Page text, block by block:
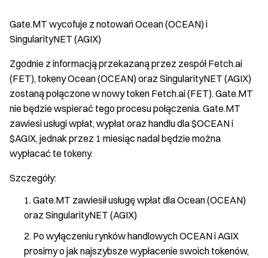
Gate.MT wycofuje z notowań Ocean (OCEAN) i
SingularityNET (AGIX)
Zgodnie z informacją przekazaną przez zespół Fetch.ai
(FET), tokeny Ocean (OCEAN) oraz SingularityNET (AGIX)
zostaną połączone w nowy token Fetch.ai (FET). Gate.MT
nie będzie wspierać tego procesu połączenia. Gate.MT
zawiesi usługi wpłat, wypłat oraz handlu dla $OCEAN i
$AGIX, jednak przez 1 miesiąc nadal będzie można
wypłacać te tokeny.
Szczegóły:
Gate.MT zawiesił usługę wpłat dla Ocean (OCEAN)
oraz SingularityNET (AGIX)
Po wyłączeniu rynków handlowych OCEAN i AGIX
prosimy o jak najszybsze wypłacenie swoich tokenów,